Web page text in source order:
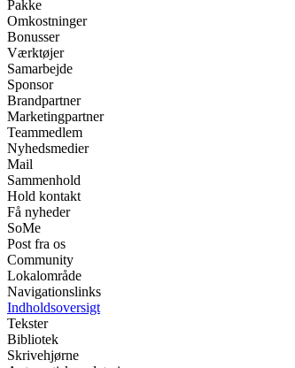
Pakke
Omkostninger
Bonusser
Værktøjer
Samarbejde
Sponsor
Brandpartner
Marketingpartner
Teammedlem
Nyhedsmedier
Mail
Sammenhold
Hold kontakt
Få nyheder
SoMe
Post fra os
Community
Lokalområde
Navigationslinks
Indholdsoversigt
Tekster
Bibliotek
Skrivehjørne